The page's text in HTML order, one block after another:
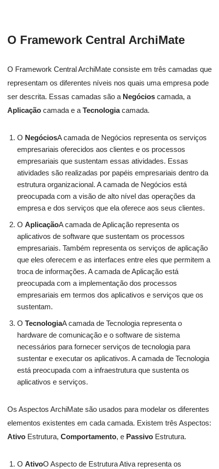
O Framework Central ArchiMate
O Framework Central ArchiMate consiste em três camadas que
representam os diferentes níveis nos quais uma empresa pode
ser descrita. Essas camadas são a Negócios camada, a
Aplicação camada e a Tecnologiacamada.
O NegóciosA camada de Negócios representa os serviços
empresariais oferecidos aos clientes e os processos
empresariais que sustentam essas atividades. Essas
atividades são realizadas por papéis empresariais dentro da
estrutura organizacional. A camada de Negócios está
preocupada com a visão de alto nível das operações da
empresa e dos serviços que ela oferece aos seus clientes.
O AplicaçãoA camada de Aplicação representa os
aplicativos de software que sustentam os processos
empresariais. Também representa os serviços de aplicação
que eles oferecem e as interfaces entre eles que permitem a
troca de informações. A camada de Aplicação está
preocupada com a implementação dos processos
empresariais em termos dos aplicativos e serviços que os
sustentam.
O TecnologiaA camada de Tecnologia representa o
hardware de comunicação e o software de sistema
necessários para fornecer serviços de tecnologia para
sustentar e executar os aplicativos. A camada de Tecnologia
está preocupada com a infraestrutura que sustenta os
aplicativos e serviços.
Os Aspectos ArchiMate são usados para modelar os diferentes
elementos existentes em cada camada. Existem três Aspectos:
Ativo Estrutura, Comportamento, e Passivo Estrutura.
O AtivoO Aspecto de Estrutura Ativa representa os